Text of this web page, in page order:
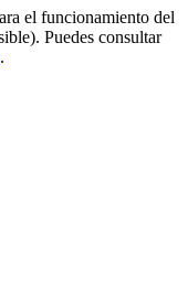
el funcionamiento del
Puedes consultar
.